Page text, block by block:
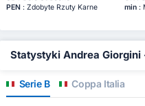
PEN: Zdobyte Rzuty Karne min:
Statystyki Andrea Giorgini
Serie B Coppa Italia